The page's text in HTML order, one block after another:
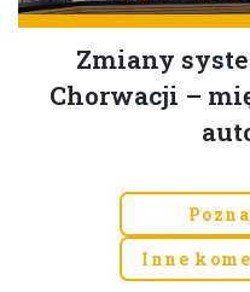
Zmiany
Chorwacji –
Inne